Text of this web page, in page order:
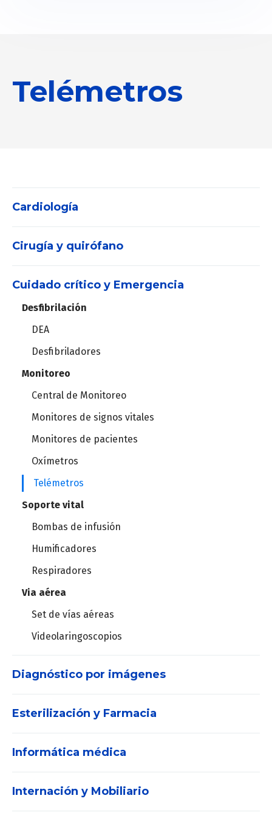
Telémetros
Cardiología
Electrocardiógrafos
Cirugía y quirófano
Máquinas de anestesia
Set de vías aéreas
Vaporizadores
Videolaringoscopios
Instrumental de laparoscopía
Torre de laparoscopía
Robot quirúrgico
Columnas de techo
Lámparas cialíticas
Mesa de operaciones
Plataforma de Electrocirugía
Mallas para hernia
Recortadora de vello
Agujas para biospia
Marcador tejido blando
Set de vías aéreas
Cuidado crítico y Emergencia
Desfibrilación
DEA
Desfibriladores
Monitoreo
Central de Monitoreo
Monitores de signos vitales
Monitores de pacientes
Oxímetros
Telémetros
Soporte vital
Bombas de infusión
Humificadores
Respiradores
Via aérea
Set de vías aéreas
Videolaringoscopios
Diagnóstico por imágenes
Densitómetro
Esterilización y Farmacia
Consumibles
Informática médica
Solución integral Medical IT
Internación y Mobiliario